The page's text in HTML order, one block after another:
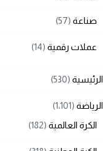
صناعة (57)
عملات رقمية (14)
الرئيسية (530)
الرياضة (1٬101)
الكرة العالمية (182)